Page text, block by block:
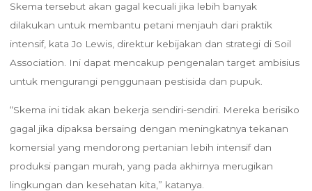
Skema tersebut akan gagal kecuali jika lebih banyak
dilakukan untuk membantu petani menjauh dari praktik
intensif, kata Jo Lewis, direktur kebijakan dan strategi di Soil
Association. Ini dapat mencakup pengenalan target ambisius
untuk mengurangi penggunaan pestisida dan pupuk.
“Skema ini tidak akan bekerja sendiri-sendiri. Mereka berisiko
gagal jika dipaksa bersaing dengan meningkatnya tekanan
komersial yang mendorong pertanian lebih intensif dan
produksi pangan murah, yang pada akhirnya merugikan
lingkungan dan kesehatan kita,” katanya.